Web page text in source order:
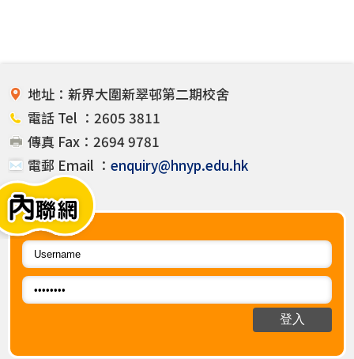
地址：新界大圍新翠邨第二期校舍
電話 Tel ：2605 3811
傳真 Fax：2694 9781
電郵 Email ： enquiry@hnyp.edu.hk